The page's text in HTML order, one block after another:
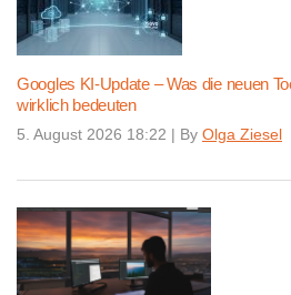
Googles KI-Update – Was die neuen
wirklich bedeuten
5. August 2026 18:22 | By Olga Ziesel